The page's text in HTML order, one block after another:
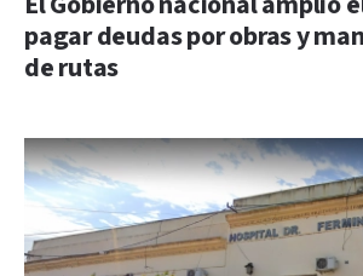
pagar deudas por obras y
de rutas